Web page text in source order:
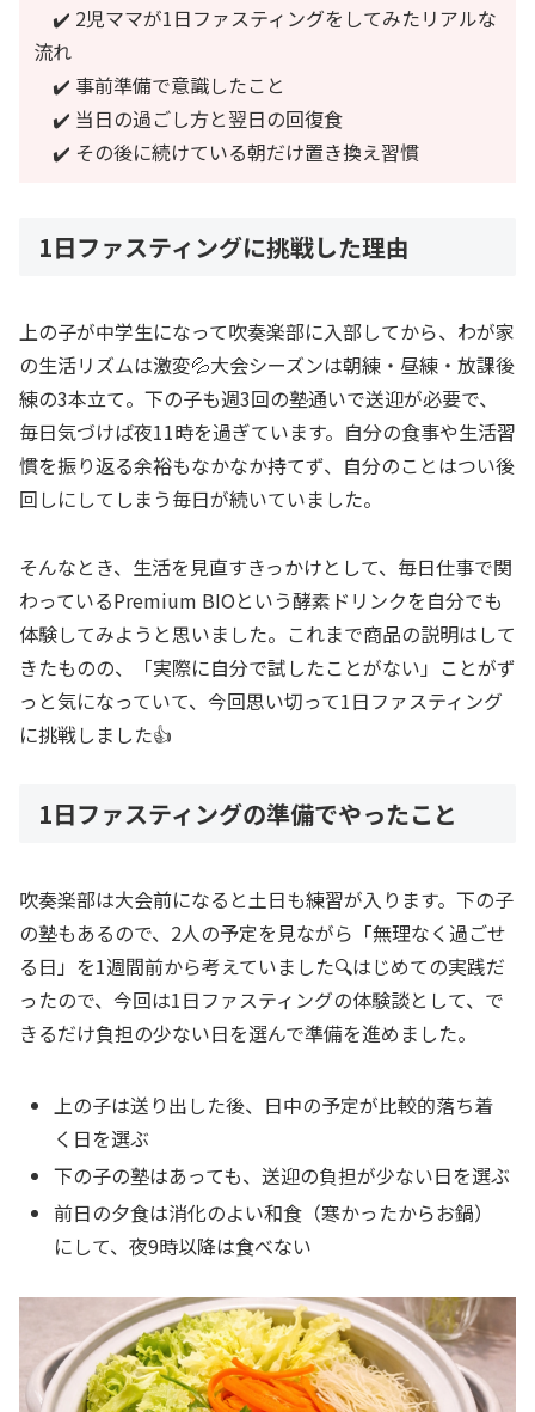
✔️ 2児ママが1日ファスティングをしてみたリアルな
流れ
✔️ 事前準備で意識したこと
✔️ 当日の過ごし方と翌日の回復食
✔️ その後に続けている朝だけ置き換え習慣
1日ファスティングに挑戦した理由
上の子が中学生になって吹奏楽部に入部してから、わが家
の生活リズムは激変💦大会シーズンは朝練・昼練・放課後
練の3本立て。下の子も週3回の塾通いで送迎が必要で、
毎日気づけば夜11時を過ぎています。自分の食事や生活習
慣を振り返る余裕もなかなか持てず、自分のことはつい後
回しにしてしまう毎日が続いていました。
そんなとき、生活を見直すきっかけとして、毎日仕事で関
わっているPremium BIOという酵素ドリンクを自分でも
体験してみようと思いました。これまで商品の説明はして
きたものの、「実際に自分で試したことがない」ことがず
っと気になっていて、今回思い切って1日ファスティング
に挑戦しました👍
1日ファスティングの準備でやったこと
吹奏楽部は大会前になると土日も練習が入ります。下の子
の塾もあるので、2人の予定を見ながら「無理なく過ごせ
る日」を1週間前から考えていました🔍はじめての実践だ
ったので、今回は1日ファスティングの体験談として、で
きるだけ負担の少ない日を選んで準備を進めました。
上の子は送り出した後、日中の予定が比較的落ち着
く日を選ぶ
下の子の塾はあっても、送迎の負担が少ない日を選ぶ
前日の夕食は消化のよい和食（寒かったからお鍋）
にして、夜9時以降は食べない